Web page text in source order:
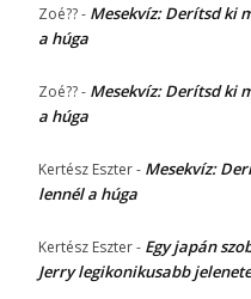
Zoé??- Mesekvíz: Derítsd ki
a húga
Zoé??- Mesekvíz: Derítsd ki
a húga
Kertész Eszter- Mesekvíz:
lennél a húga
Kertész Eszter- Egy japán
Jerry legikonikusabb